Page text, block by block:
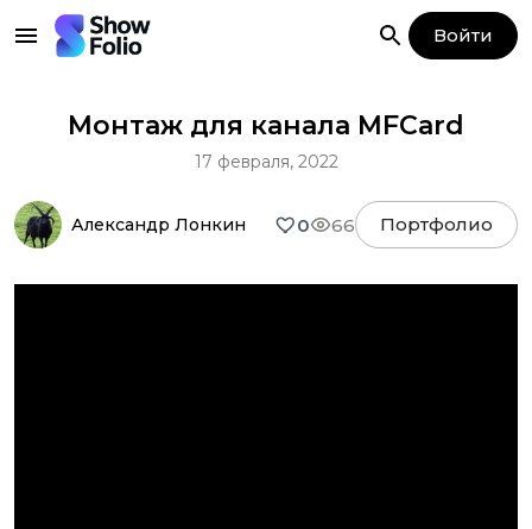
Войти
Монтаж для канала MFCard
17 февраля, 2022
Александр Лонкин 0 66 Портфолио